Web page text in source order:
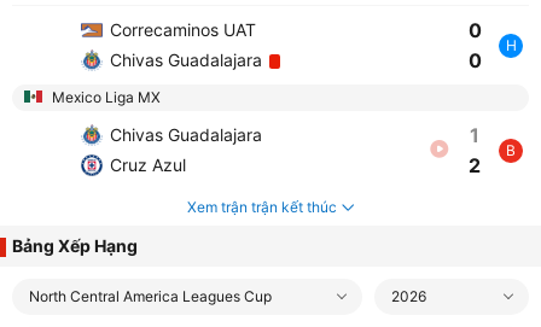
Correcaminos UAT
Chivas Guadalajara
0
0
H
Mexico Liga MX
Chivas Guadalajara
Cruz Azul
1
2
B
Xem trận trận kết thúc
Bảng Xếp Hạng
North Central America Leagues Cup 2026